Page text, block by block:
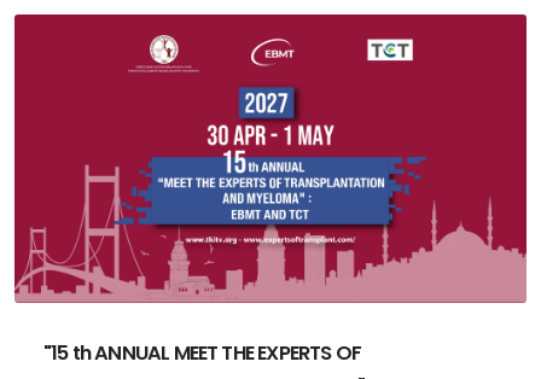
"15 th ANNUAL MEET THE EXPERTS OF